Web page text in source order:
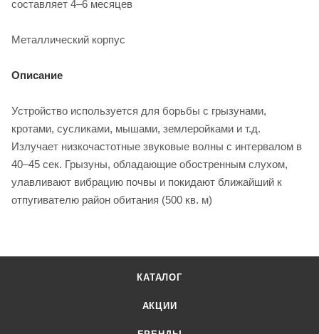
составляет 4–6 месяцев
Металлический корпус
Описание
Устройство используется для борьбы с грызунами,
кротами, сусликами, мышами, землеройками и т.д.
Излучает низкочастотные звуковые волны с интервалом в
40–45 сек. Грызуны, обладающие обостренным слухом,
улавливают вибрацию почвы и покидают ближайший к
отпугивателю район обитания (500 кв. м)
КАТАЛОГ
АКЦИИ